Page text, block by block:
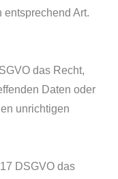
entsprechend Art.
das Recht,
Daten oder
unrichtigen
DSGVO das